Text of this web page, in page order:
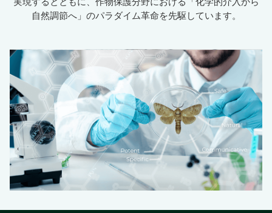
自然調節へ」のパラダイム革命を先駆しています。